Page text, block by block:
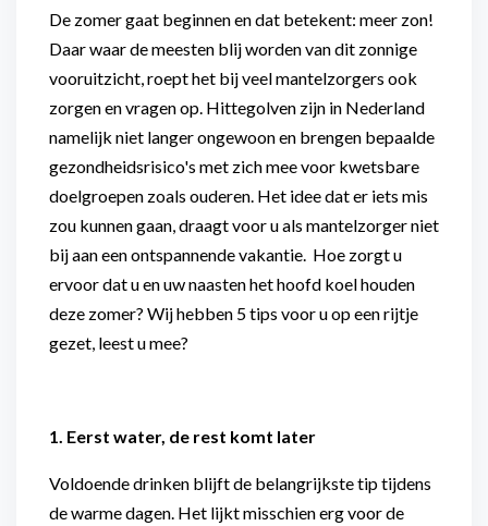
De zomer gaat beginnen en dat betekent: meer zon!
Daar waar de meesten blij worden van dit zonnige
vooruitzicht, roept het bij veel mantelzorgers ook
zorgen en vragen op. Hittegolven zijn in Nederland
namelijk niet langer ongewoon en brengen bepaalde
gezondheidsrisico's met zich mee voor kwetsbare
doelgroepen zoals ouderen. Het idee dat er iets mis
zou kunnen gaan, draagt voor u als mantelzorger niet
bij aan een ontspannende vakantie. Hoe zorgt u
ervoor dat u en uw naasten het hoofd koel houden
deze zomer? Wij hebben 5 tips voor u op een rijtje
gezet, leest u mee?
1. Eerst water, de rest komt later
Voldoende drinken blijft de belangrijkste tip tijdens
de warme dagen. Het lijkt misschien erg voor de